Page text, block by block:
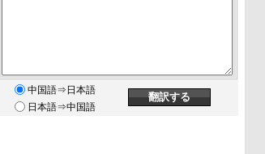
中国語⇒日本語
日本語⇒中国語